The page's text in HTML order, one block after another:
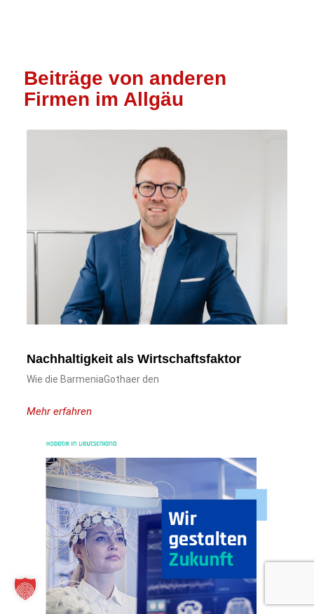
Beiträge von anderen
Firmen im Allgäu
Nachhaltigkeit als Wirtschaftsfaktor
Wie die BarmeniaGothaer den
Mehr erfahren